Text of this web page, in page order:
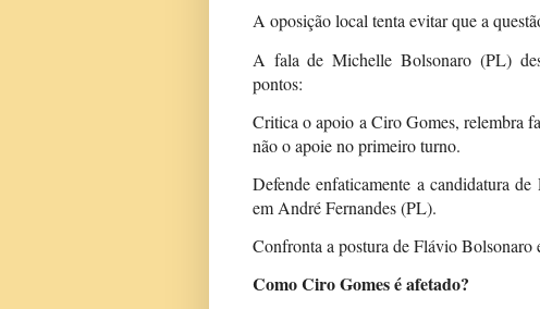
A oposição local tenta evitar que a
A fala de MichelleBolsonaro (PL)
pontos:
Critica o apoio a Ciro Gomes, relembra
não o apoie no primeiro turno.
Defende enfaticamente a candidatura
em André Fernandes (PL).
Confronta a postura de Flávio Bolsonaro
Como Ciro Gomes é afetado?